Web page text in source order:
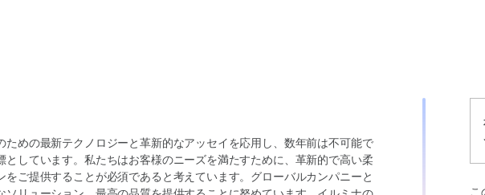
こ
ための最新テクノロジーと革新的なアッセイを応用し、数年前は不可能で
としています。私たちはお客様のニーズを満たすために、革新的で高い柔
ご提供することが必須であると考えています。グローバルカンパニーと